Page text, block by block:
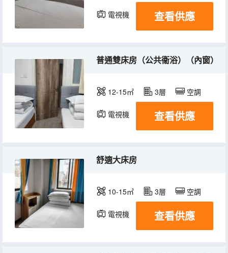
電視機 查看供應
普通雙床房（公共衞浴）（內窗）
12-15㎡ 3層 空調
電視機 查看供應
舒適大床房
10-15㎡ 3層 空調
電視機 查看供應